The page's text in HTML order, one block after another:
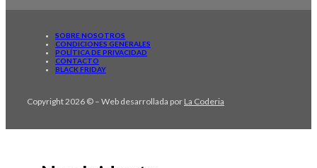
SOBRE NOSOTROS
CONDICIONES GENERALES
POLÍTICA DE PRIVACIDAD
CONTACTO
BLACK FRIDAY
Copyright 2026 © – Web desarrollada por La Coderia